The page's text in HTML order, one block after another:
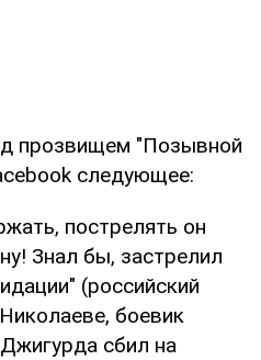
прозвищем "Позывной
следующее:
пострелять он
Знал бы, застрелил
(российский
боевик
сбил на